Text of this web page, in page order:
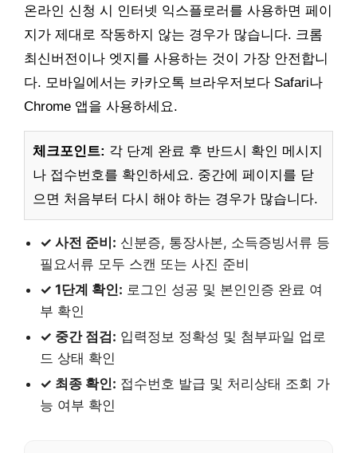
온라인 신청 시 인터넷 익스플로러를 사용하면 페이
지가 제대로 작동하지 않는 경우가 많습니다. 크롬
최신버전이나 엣지를 사용하는 것이 가장 안전합니
다. 모바일에서는 카카오톡 브라우저보다 Safari나
Chrome 앱을 사용하세요.
체크포인트: 각 단계 완료 후 반드시 확인 메시지
나 접수번호를 확인하세요. 중간에 페이지를 닫
으면 처음부터 다시 해야 하는 경우가 많습니다.
✓ 사전 준비: 신분증, 통장사본, 소득증빙서류 등
필요서류 모두 스캔 또는 사진 준비
✓ 1단계 확인: 로그인 성공 및 본인인증 완료 여
부 확인
✓ 중간 점검: 입력정보 정확성 및 첨부파일 업로
드 상태 확인
✓ 최종 확인: 접수번호 발급 및 처리상태 조회 가
능 여부 확인